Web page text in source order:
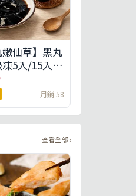
嫩仙草】黑丸
5入/15入
購中8/14出
月銷 58
查看全部 ›